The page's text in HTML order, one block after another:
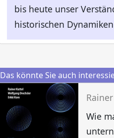
bis heute unser
historischen
Das könnte Sie auch
Wie